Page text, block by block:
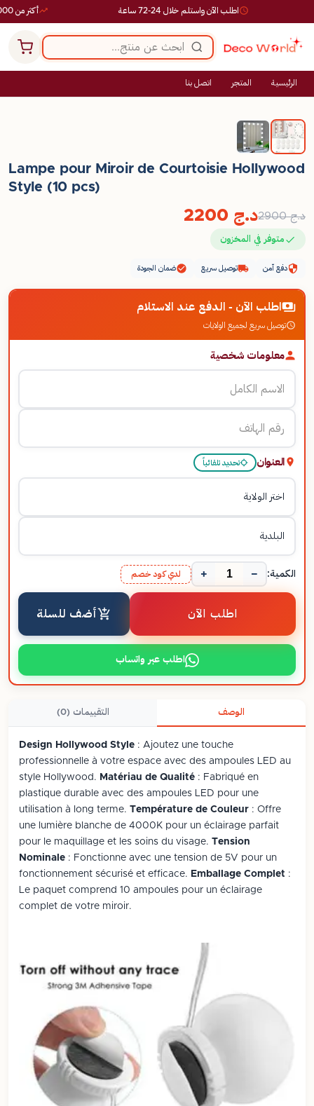
أكثر من 10,000 طلب ناجح اطلب الآن واستلم خلال 24-72 ساعة
الرئيسية المتجر اتصل بنا
-24%
Lampe pour Miroir de Courtoisie Hollywood
Style (10 pcs)
د.ج2900 د.ج
متوفر في المخزون
دفع آمن توصيل سريع ضمان الجودة
اطلب الآن - الدفع عند الاستلام
توصيل سريع لجميع الولايات
معلومات شخصية
العنوان تحديد تلقائياً
الكمية: −
+ لدي كود خصم
اطلب الآن أضف للسلة
اطلب عبر واتساب
الوصف التقييمات (0)
Design Hollywood Style : Ajoutez une touche
professionnelle à votre espace avec des ampoules LED au
style Hollywood. Matériau de Qualité : Fabriqué en
plastique durable avec des ampoules LED pour une
utilisation à long terme. Température de Couleur : Offre
une lumière blanche de 4000K pour un éclairage parfait
pour le maquillage et les soins du visage. Tension
Nominale : Fonctionne avec une tension de 5V pour un
fonctionnement sécurisé et efficace. Emballage Complet :
Le paquet comprend 10 ampoules pour un éclairage
complet de votre miroir.